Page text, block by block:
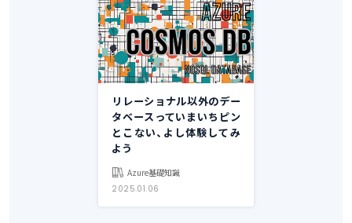
リレーショナル以外のデー
タベースっていまいちピン
とこない、よし体験してみ
よう
Azure基礎知識
2025.01.06